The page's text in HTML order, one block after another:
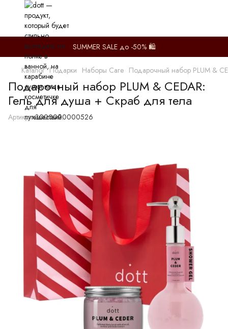
SUMMER SALE до -50% 🛍️
Каталог Подарки Наборы Care Подарочный набор PLUM &
Подарочный набор PLUM & CEDAR:
Гель для душа + Скраб для тела
Артикул:3000000000526